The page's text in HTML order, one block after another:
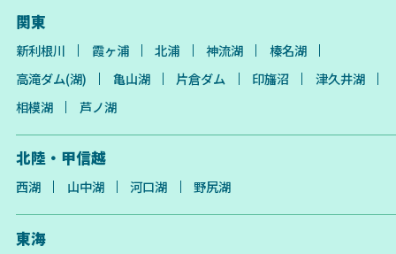
関東
新利根川 霞ヶ浦 北浦 神流湖
榛名湖
高滝ダム(湖)
亀山湖 片倉ダム 印旛沼
津久井湖
相模湖
芦ノ湖
北陸・甲信越
西湖 山中湖 河口湖 野尻湖
東海